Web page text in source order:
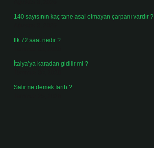
140 sayısının kaç tane asal olmayan çarpanı vardır ?
İlk 72 saat nedir ?
İtalya’ya karadan gidilir mi ?
Satir ne demek tarih ?